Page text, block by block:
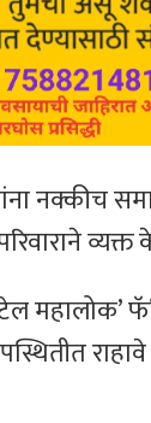
नक्कीच
व्यक्त
महालोक’